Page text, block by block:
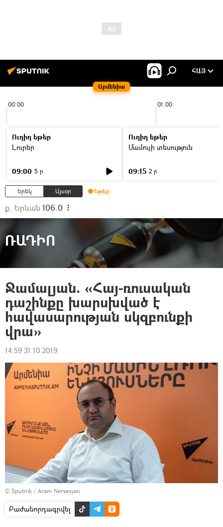
Արմենիա
ՀԱՅ
00:00 01:00
Ուղիղ եթեր
Լուրեր
09:00 5 ր
Ուղիղ եթեր
Մամուլի տեսություն
09:15 2 ր
Երեկ Այսօր Եթեր
ք. Երևան 106.0
ՌԱԴԻՈ
Ջամալյան. «Հայ-ռուսական
դաշինքը խարսխված է
հավասարության սկզբունքի
վրա»
14:59 31.10.2019
© Sputnik / Aram Nersesyan
Բաժանորդագրվել